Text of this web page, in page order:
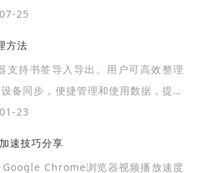
25
方法
支持书签导入导出。用户可高效整理
备同步，便捷管理和使用数据，提升
23
速技巧分享
Google Chrome浏览器视频播放速度